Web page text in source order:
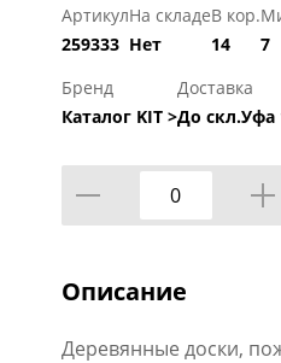
Артикул
259333
На складе
Нет
В кор.
14
7
Бренд
Каталог KIT >
Доставка
До скл.Уфа
Описание
Деревянные доски,